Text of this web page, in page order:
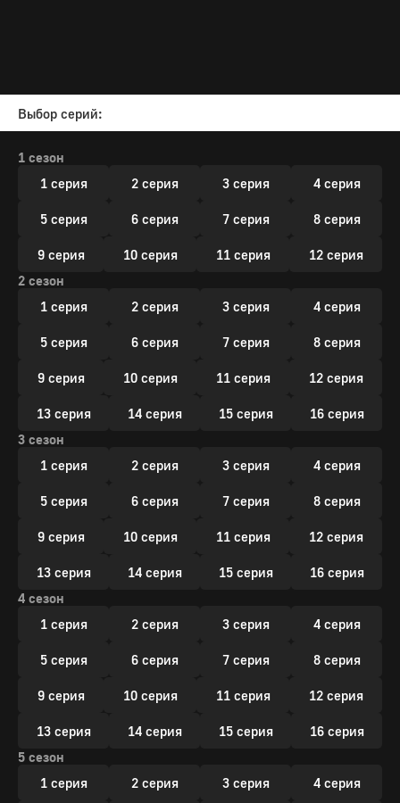
Выбор серий:
1 сезон
1 серия
2 серия 3 серия 4 серия
5 серия 6 серия 7 серия 8 серия
9 серия 10 серия 11 серия
12 серия
2 сезон
1 серия
2 серия 3 серия 4 серия
5 серия 6 серия 7 серия 8 серия
9 серия 10 серия 11 серия 12 серия
13 серия 14 серия 15 серия
16 серия
3 сезон
1 серия
2 серия 3 серия 4 серия
5 серия 6 серия 7 серия 8 серия
9 серия 10 серия 11 серия 12 серия
13 серия 14 серия 15 серия
16 серия
4 сезон
1 серия
2 серия 3 серия 4 серия
5 серия 6 серия 7 серия 8 серия
9 серия 10 серия 11 серия 12 серия
13 серия 14 серия 15 серия
16 серия
5 сезон
1 серия
2 серия 3 серия 4 серия